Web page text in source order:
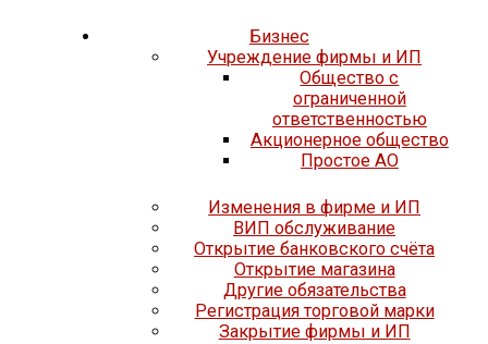
Бизнес
Учреждение фирмы и ИП
Общество с
ограниченной
ответственностью
Акционерное общество
Простое АО
Изменения в фирме и ИП
ВИП обслуживание
Открытие банковского счёта
Открытие магазина
Другие обязательства
Регистрация торговой марки
Закрытие фирмы и ИП